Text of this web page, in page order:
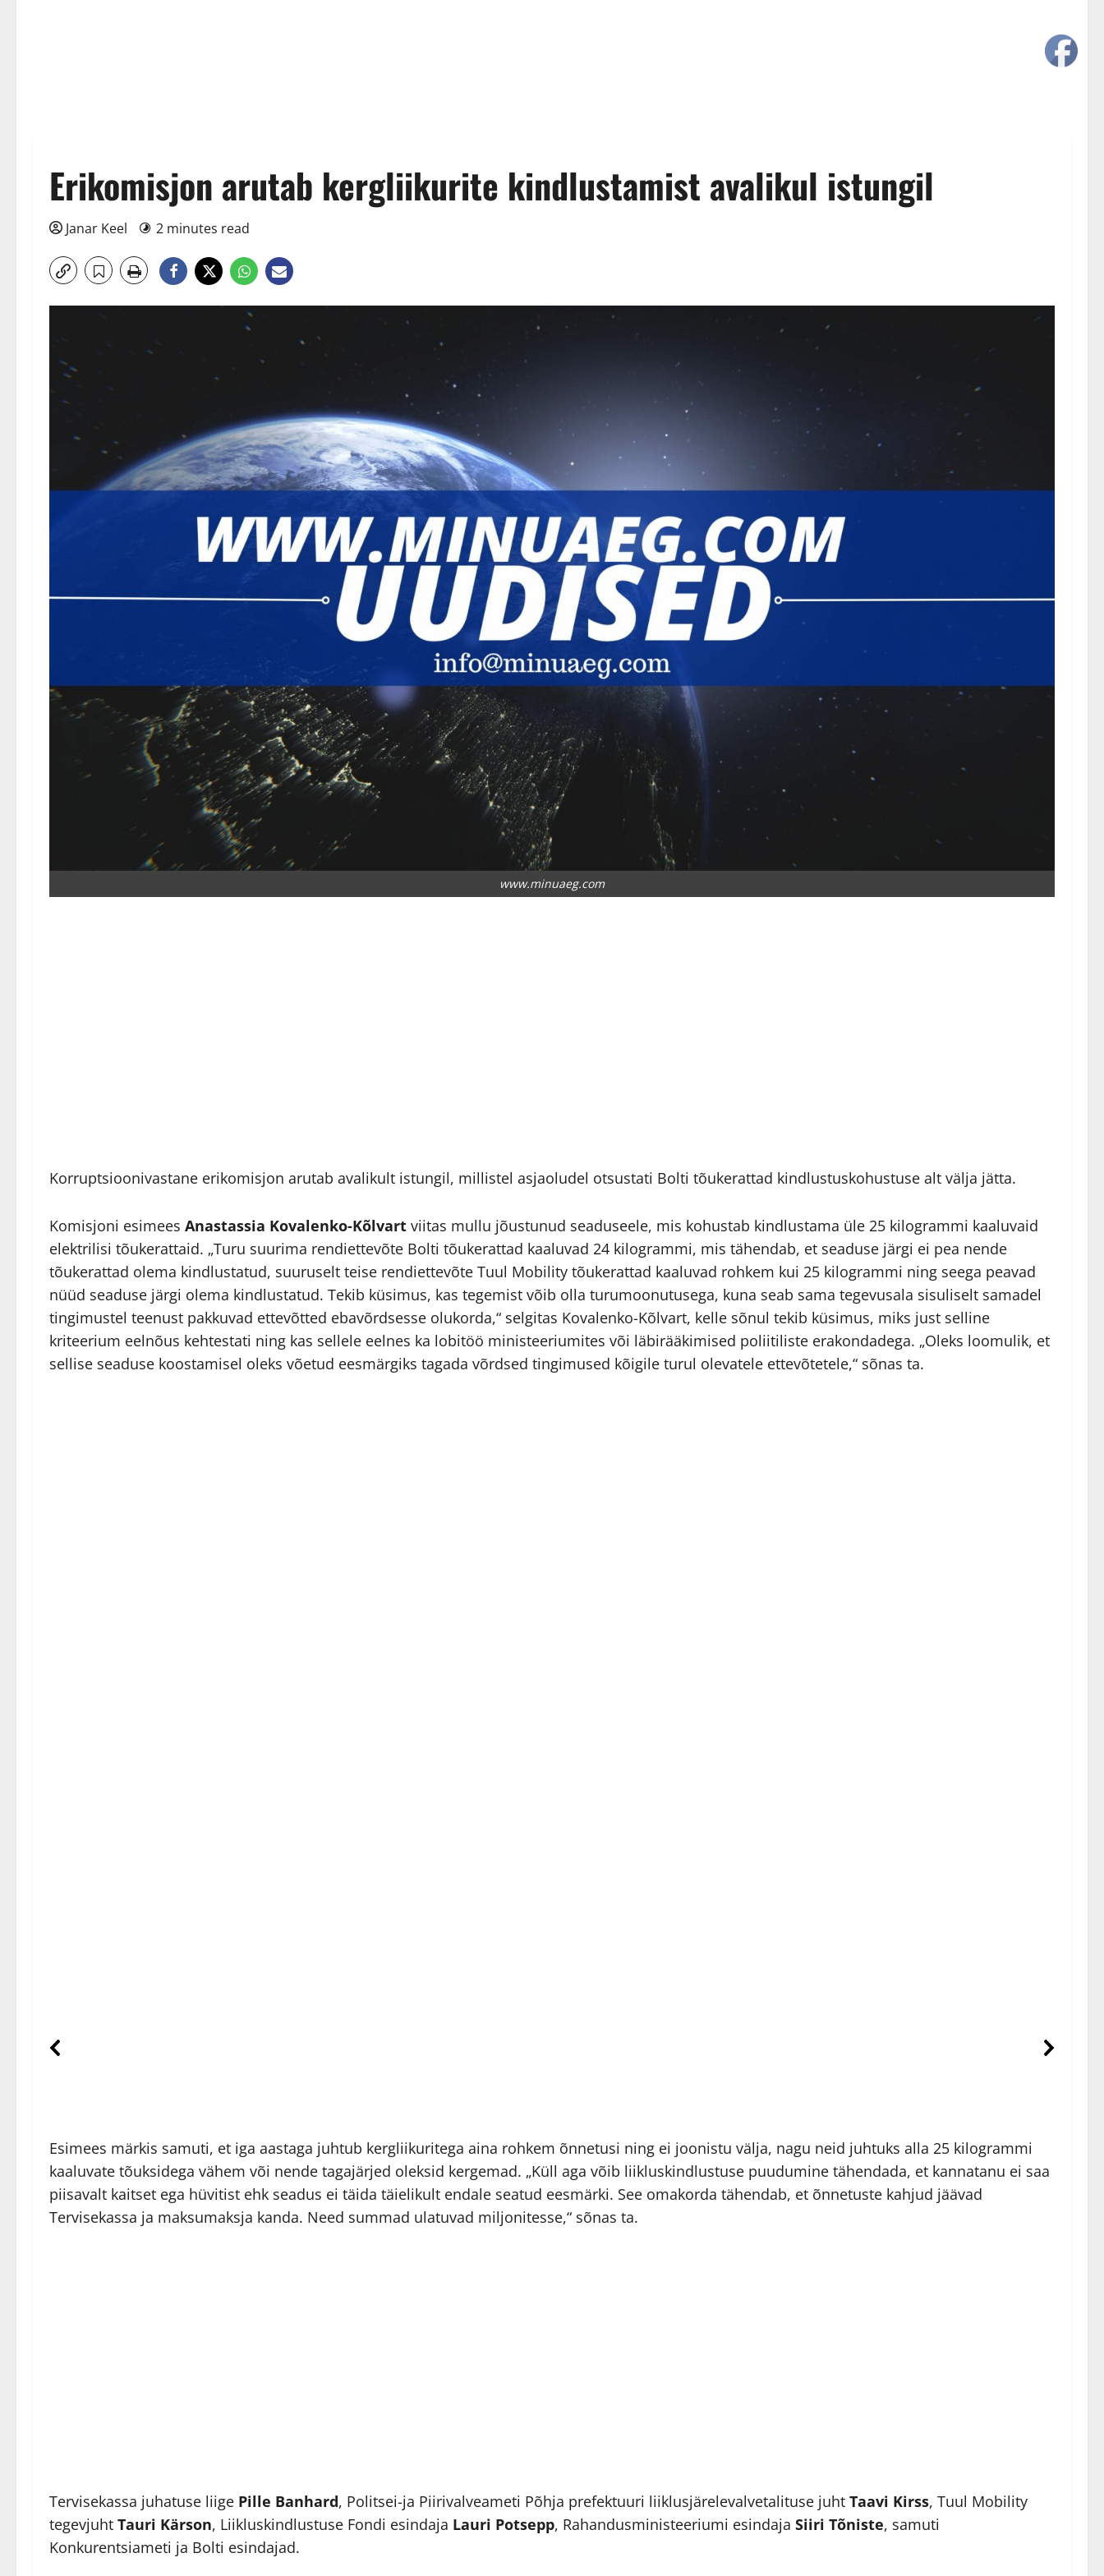
Erikomisjon arutab kergliikurite kindlustamist avalikul istungil
Janar Keel 2 minutes read
www.minuaeg.com
Korruptsioonivastane erikomisjon arutab avalikult istungil, millistel asjaoludel otsustati Bolti tõukerattad kindlustuskohustuse alt välja jätta.
Komisjoni esimees Anastassia Kovalenko-Kõlvart viitas mullu jõustunud seaduseele, mis kohustab kindlustama üle 25 kilogrammi kaaluvaid
elektrilisi tõukerattaid. „Turu suurima rendiettevõte Bolti tõukerattad kaaluvad 24 kilogrammi, mis tähendab, et seaduse järgi ei pea nende
tõukerattad olema kindlustatud, suuruselt teise rendiettevõte Tuul Mobility tõukerattad kaaluvad rohkem kui 25 kilogrammi ning seega peavad
nüüd seaduse järgi olema kindlustatud. Tekib küsimus, kas tegemist võib olla turumoonutusega, kuna seab sama tegevusala sisuliselt samadel
tingimustel teenust pakkuvad ettevõtted ebavõrdsesse olukorda,“ selgitas Kovalenko-Kõlvart, kelle sõnul tekib küsimus, miks just selline
kriteerium eelnõus kehtestati ning kas sellele eelnes ka lobitöö ministeeriumites või läbirääkimised poliitiliste erakondadega. „Oleks loomulik, et
sellise seaduse koostamisel oleks võetud eesmärgiks tagada võrdsed tingimused kõigile turul olevatele ettevõtetele,“ sõnas ta.
Esimees märkis samuti, et iga aastaga juhtub kergliikuritega aina rohkem õnnetusi ning ei joonistu välja, nagu neid juhtuks alla 25 kilogrammi
kaaluvate tõuksidega vähem või nende tagajärjed oleksid kergemad. „Küll aga võib liikluskindlustuse puudumine tähendada, et kannatanu ei saa
piisavalt kaitset ega hüvitist ehk seadus ei täida täielikult endale seatud eesmärki. See omakorda tähendab, et õnnetuste kahjud jäävad
Tervisekassa ja maksumaksja kanda. Need summad ulatuvad miljonitesse,“ sõnas ta.
Tervisekassa juhatuse liige Pille Banhard, Politsei-ja Piirivalveameti Põhja prefektuuri liiklusjärelevalvetalituse juht Taavi Kirss, Tuul Mobility
tegevjuht Tauri Kärson, Liikluskindlustuse Fondi esindaja Lauri Potsepp, Rahandusministeeriumi esindaja Siiri Tõniste, samuti
Konkurentsiameti ja Bolti esindajad.